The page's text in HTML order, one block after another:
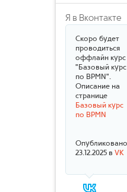
Я в Вконтакте
Скоро будет
проводиться
оффлайн курс
"Базовый курс
по BPMN".
Описание на
странице
Базовый курс
по BPMN
Опубликовано
23.12.2025 в VK